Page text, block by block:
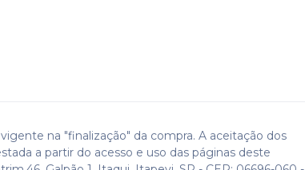
na "finalização" da compra. A aceitação dos
a partir do acesso e uso das páginas deste